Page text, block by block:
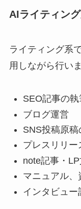
AIライティン
ライティング系
用しながら行いま
SEO記事の執
ブログ運営
SNS投稿原稿
プレスリリー
note記事・
マニュアル、
インタビュ